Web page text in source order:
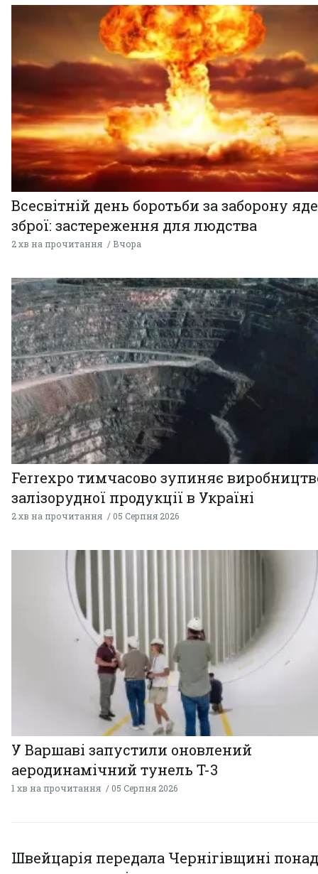
Всесвітній день боротьби за заборону
зброї: застереження для людства
2 хв на прочитання Вчора
Ferrexpo тимчасово зупиняє
залізорудної продукції в Україні
2 хв на прочитання 05 Серпня 2026
У Варшаві запустили оновлений
аеродинамічний тунель T-3
1 хв на прочитання 05 Серпня 2026
Швейцарія передала Чернігівщині